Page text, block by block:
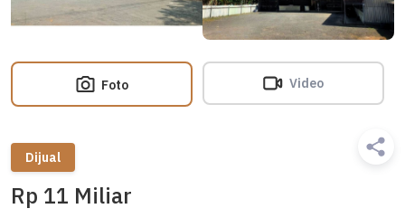
Foto Video
Dijual
Rp 11 Miliar